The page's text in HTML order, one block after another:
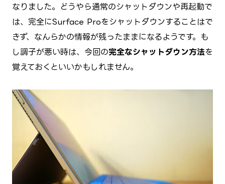
なりました。どうやら通常のシャットダウンや再起動で
は、完全にSurface Proをシャットダウンすることはで
きず、なんらかの情報が残ったままになるようです。も
し調子が悪い時は、今回の完全なシャットダウン方法を
覚えておくといいかもしれません。